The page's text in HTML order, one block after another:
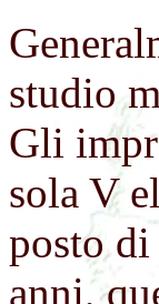
studio
Gli
sola V
posto
anni,